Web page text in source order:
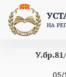
content
НА
05/